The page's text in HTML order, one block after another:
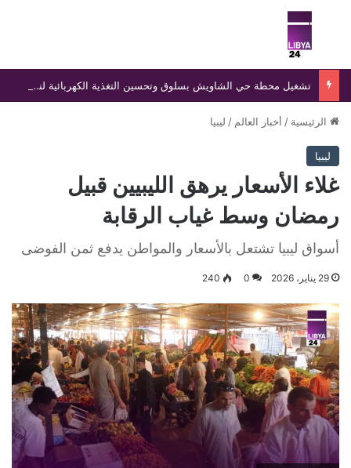
بحث عن
تشغيل محطة حي الشاويش بسلوق وتحسين التغذية الكهربائية لنحو 174 منزلًا بعد ثلاث سنوات من التذبذب
الرئيسية / أخبار العالم / ليبيا
ليبيا
غلاء الأسعار يرهق الليبيين قبيل
رمضان وسط غياب الرقابة
أسواق ليبيا تشتعل بالأسعار والمواطن يدفع ثمن الفوضى
29 يناير، 2026 0
240